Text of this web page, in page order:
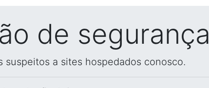
de segurança
a sites hospedados conosco.